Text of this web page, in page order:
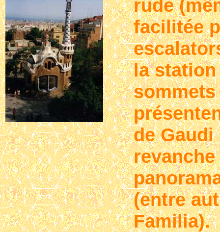
rude
facilitée
la station
de
(entre
Familia).